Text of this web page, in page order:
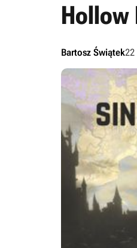
Hollow
Bartosz Świątek22